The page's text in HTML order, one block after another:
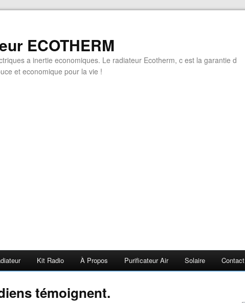
ECOTHERM
a inertie economiques. Le radiateur Ecotherm, c est la garantie d
et economique pour la vie !
Kit Radio À Propos Purificateur Air Solaire Contact
témoignent.